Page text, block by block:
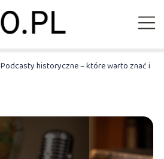
Podcasty historyczne – które warto znać i